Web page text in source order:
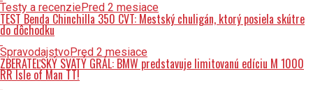
Testy a recenziePred 2 mesiace
TEST Benda Chinchilla 350 CVT: Mestský chuligán, ktorý posiela skútre
do dôchodku
SpravodajstvoPred 2 mesiace
ZBERATEĽSKÝ SVÄTÝ GRÁL: BMW predstavuje limitovanú edíciu M 1000
RR Isle of Man TT!